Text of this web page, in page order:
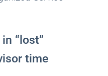
“lost”
time